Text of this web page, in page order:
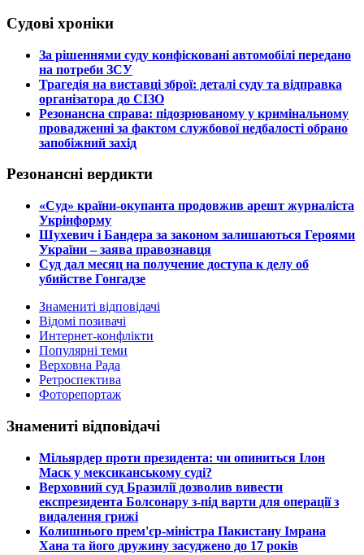
Судові хроніки
​За рішеннями суду конфісковані автомобілі передано
на потреби ЗСУ
​Трагедія на виставці зброї: деталі суду та відправка
організатора до СІЗО
​Резонансна справа: підозрюваному у кримінальному
провадженні за фактом службової недбалості обрано
запобіжний захід
Резонансні вердикти
​«Суд» країни-окупанта продовжив арешт журналіста
Укрінформу
Шухевич і Бандера за законом залишаються Героями
України – заява правознавця
Суд дал месяц на получение доступа к делу об
убийстве Гонгадзе
Знамениті відповідачі
Відомі позивачі
Интернет-конфлікти
Популярні теми
Верховна Рада
Ретроспектива
Фоторепортаж
Знамениті відповідачі
​Мільярдер проти президента: чи опиниться Ілон
Маск у мексиканському суді?
​Верховний суд Бразилії дозволив вивести
експрезидента Болсонару з-під варти для операції з
видалення грижі
​Колишнього прем'єр-міністра Пакистану Імрана
Хана та його дружину засуджено до 17 років